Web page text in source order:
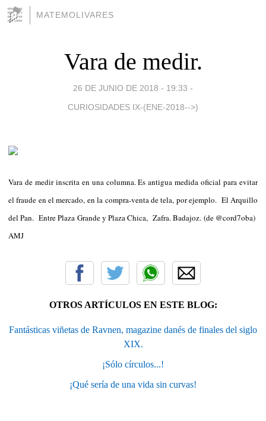
MATEMOLIVARES
Vara de medir.
26 DE JUNIO DE 2018 - 19:33 -
CURIOSIDADES IX-(ENE-2018-->)
Vara de medir inscrita en una columna. Es antigua medida oficial para evitar
el fraude en el mercado, en la compra-venta de tela, por ejemplo. El Arquillo
del Pan. Entre Plaza Grande y Plaza Chica, Zafra. Badajoz. (de @cord7oba)
AMJ
OTROS ARTÍCULOS EN ESTE BLOG:
Fantásticas viñetas de Ravnen, magazine danés de finales del siglo
XIX.
¡Sólo círculos...!
¡Qué sería de una vida sin curvas!